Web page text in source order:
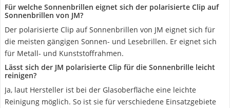
Für welche Sonnenbrillen eignet sich der polarisierte Clip auf
Sonnenbrillen von JM?
Der polarisierte Clip auf Sonnenbrillen von JM eignet sich für
die meisten gängigen Sonnen- und Lesebrillen. Er eignet sich
für Metall- und Kunststoffrahmen.
Lässt sich der JM polarisierte Clip für die Sonnenbrille leicht
reinigen?
Ja, laut Hersteller ist bei der Glasoberfläche eine leichte
Reinigung möglich. So ist sie für verschiedene Einsatzgebiete